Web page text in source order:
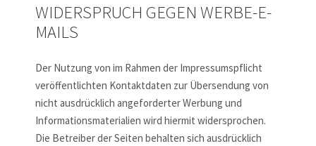
WIDERSPRUCH GEGEN WERBE-E-
MAILS
Der Nutzung von im Rahmen der Impressumspflicht
veröffentlichten Kontaktdaten zur Übersendung von
nicht ausdrücklich angeforderter Werbung und
Informationsmaterialien wird hiermit widersprochen.
Die Betreiber der Seiten behalten sich ausdrücklich